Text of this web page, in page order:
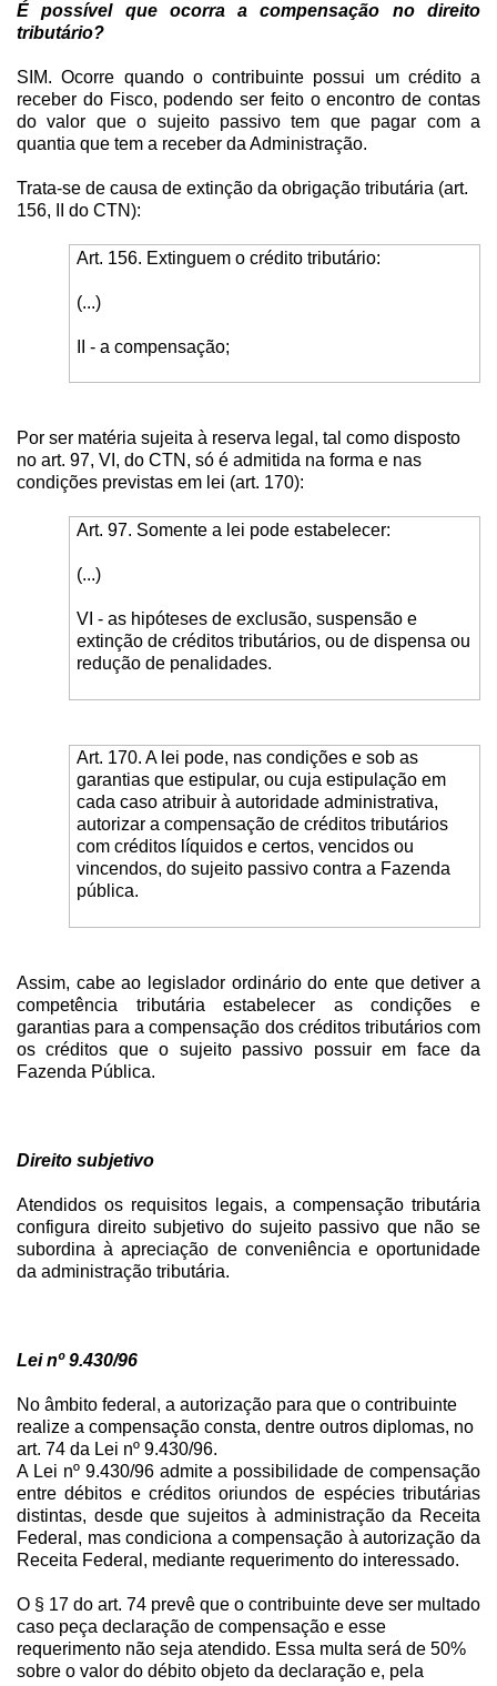
É possível que ocorra a compensação no direito
tributário?
SIM. Ocorre quando o contribuinte possui um crédito a
receber do Fisco, podendo ser feito o encontro de contas
do valor que o sujeito passivo tem que pagar com a
quantia que tem a receber da Administração.
Trata-se de causa de extinção da obrigação tributária (art.
156, II do CTN):
Art. 156. Extinguem o crédito tributário:
(...)
II - a compensação;
Por ser matéria sujeita à reserva legal, tal como disposto
no art. 97, VI, do CTN, só é admitida na forma e nas
condições previstas em lei (art. 170):
Art. 97. Somente a lei pode estabelecer:
(...)
VI - as hipóteses de exclusão, suspensão e
extinção de créditos tributários, ou de dispensa ou
redução de penalidades.
Art. 170. A lei pode, nas condições e sob as
garantias que estipular, ou cuja estipulação em
cada caso atribuir à autoridade administrativa,
autorizar a compensação de créditos tributários
com créditos líquidos e certos, vencidos ou
vincendos, do sujeito passivo contra a Fazenda
pública.
Assim, cabe ao legislador ordinário do ente que detiver a
competência tributária estabelecer as condições e
garantias para a compensação dos créditos tributários com
os créditos que o sujeito passivo possuir em face da
Fazenda Pública.
Direito subjetivo
Atendidos os requisitos legais, a compensação tributária
configura direito subjetivo do sujeito passivo que não se
subordina à apreciação de conveniência e oportunidade
da administração tributária.
Lei nº 9.430/96
No âmbito federal, a autorização para que o contribuinte
realize a compensação consta, dentre outros diplomas, no
art. 74 da Lei nº 9.430/96.
A Lei nº 9.430/96 admite a possibilidade de compensação
entre débitos e créditos oriundos de espécies tributárias
distintas, desde que sujeitos à administração da Receita
Federal, mas condiciona a compensação à autorização da
Receita Federal, mediante requerimento do interessado.
O § 17 do art. 74 prevê que o contribuinte deve ser multado
caso peça declaração de compensação e esse
requerimento não seja atendido. Essa multa será de 50%
sobre o valor do débito objeto da declaração e, pela